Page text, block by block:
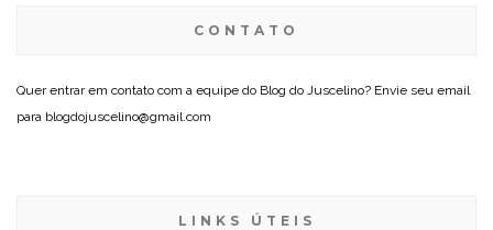
CONTATO
Quer entrar em contato com a equipe do Blog do Juscelino? Envie seu email
para blogdojuscelino@gmail.com
LINKS ÚTEIS